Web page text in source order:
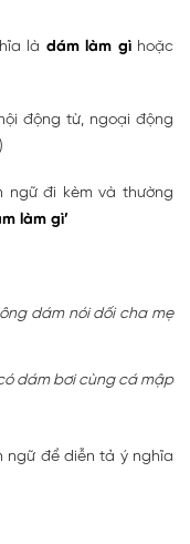
là dám làm gìhoặc
động từ, ngoại động
ngữ đi kèm và thường
làm gì’
dám nói dối cha mẹ
dám bơi cùng cá mập
ngữ để diễn tả ý nghĩa